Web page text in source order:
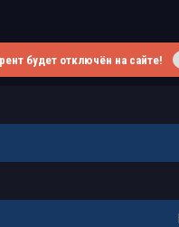
будет отключён на сайте!